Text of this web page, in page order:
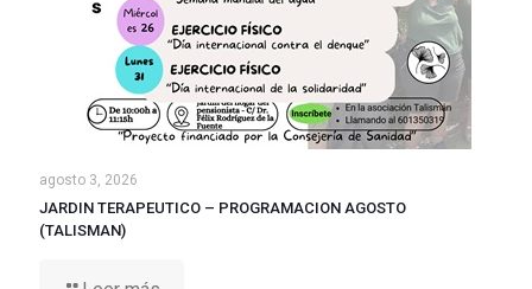
agosto 3, 2026
JARDIN TERAPEUTICO – PROGRAMACION AGOSTO
(TALISMAN)